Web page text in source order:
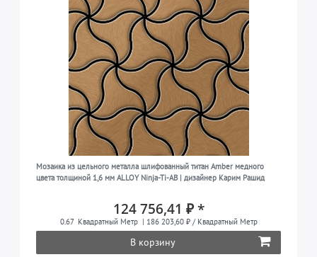
Мозаика из цельного металла шлифованный титан Amber медного
цвета толщиной 1,6 мм ALLOY Ninja-Ti-AB | дизайнер Карим Рашид
124 756,41 ₽ *
0.67 Квадратный Метр | 186 203,60 ₽ / Квадратный Метр
В корзину